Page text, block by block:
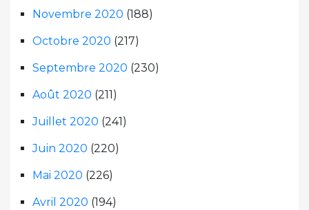
Novembre 2020 (188)
Octobre 2020 (217)
Septembre 2020 (230)
Août 2020 (211)
Juillet 2020 (241)
Juin 2020 (220)
Mai 2020 (226)
Avril 2020 (194)